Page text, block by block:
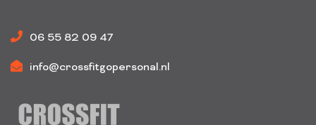
06 55 82 09 47
info@crossfitgopersonal.nl